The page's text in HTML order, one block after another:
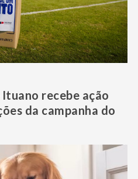
recebe ação
da campanha do